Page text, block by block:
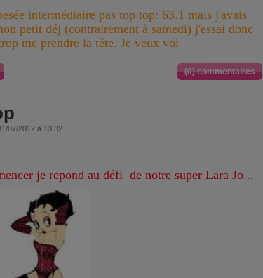
intermédiaire pas top top: 63.1 mais j'avais
petit déj (contrairement à samedi) j'essai donc
me prendre la tête. Je veux voi
(0) commentaires
07/2012 à 13:32
je repond au défi de notre super Lara Jo...